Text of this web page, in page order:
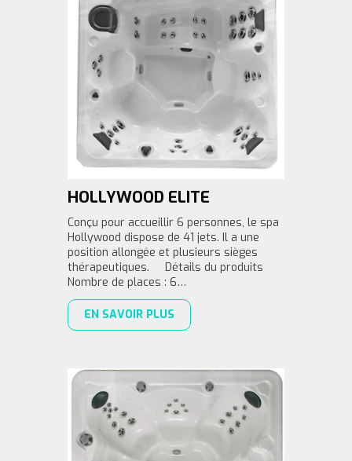
HOLLYWOOD ELITE
Conçu pour accueillir 6 personnes, le spa
Hollywood dispose de 41 jets. Il a une
position allongée et plusieurs sièges
thérapeutiques. Détails du produits
Nombre de places : 6…
EN SAVOIR PLUS